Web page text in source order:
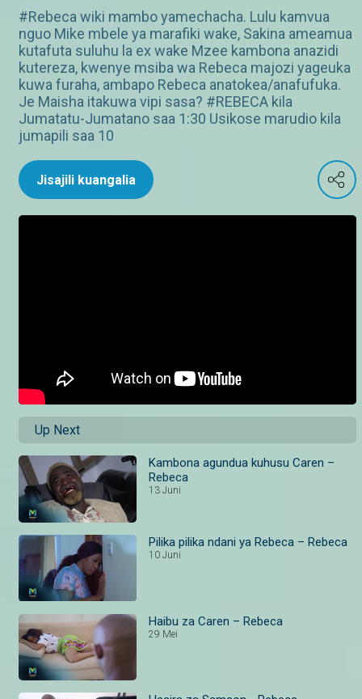
#Rebeca wiki mambo yamechacha. Lulu kamvua
nguo Mike mbele ya marafiki wake, Sakina ameamua
kutafuta suluhu la ex wake Mzee kambona anazidi
kutereza, kwenye msiba wa Rebeca majozi yageuka
kuwa furaha, ambapo Rebeca anatokea/anafufuka.
Je Maisha itakuwa vipi sasa? #REBECA kila
Jumatatu-Jumatano saa 1:30 Usikose marudio kila
jumapili saa 10
Jisajili kuangalia
Up Next
Kambona agundua kuhusu Caren –
Rebeca
13 Juni
Pilika pilika ndani ya Rebeca – Rebeca
10 Juni
Haibu za Caren – Rebeca
29 Mei